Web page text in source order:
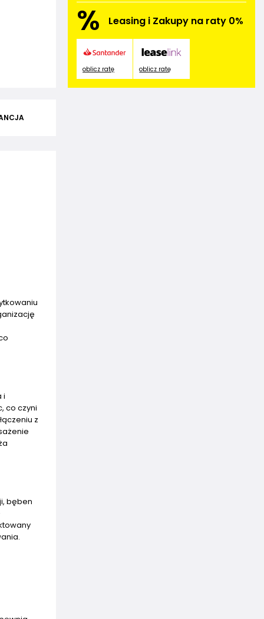
% Leasing i Zakupy na raty 0%
oblicz ratę oblicz ratę
i
co czyni
z
bęben